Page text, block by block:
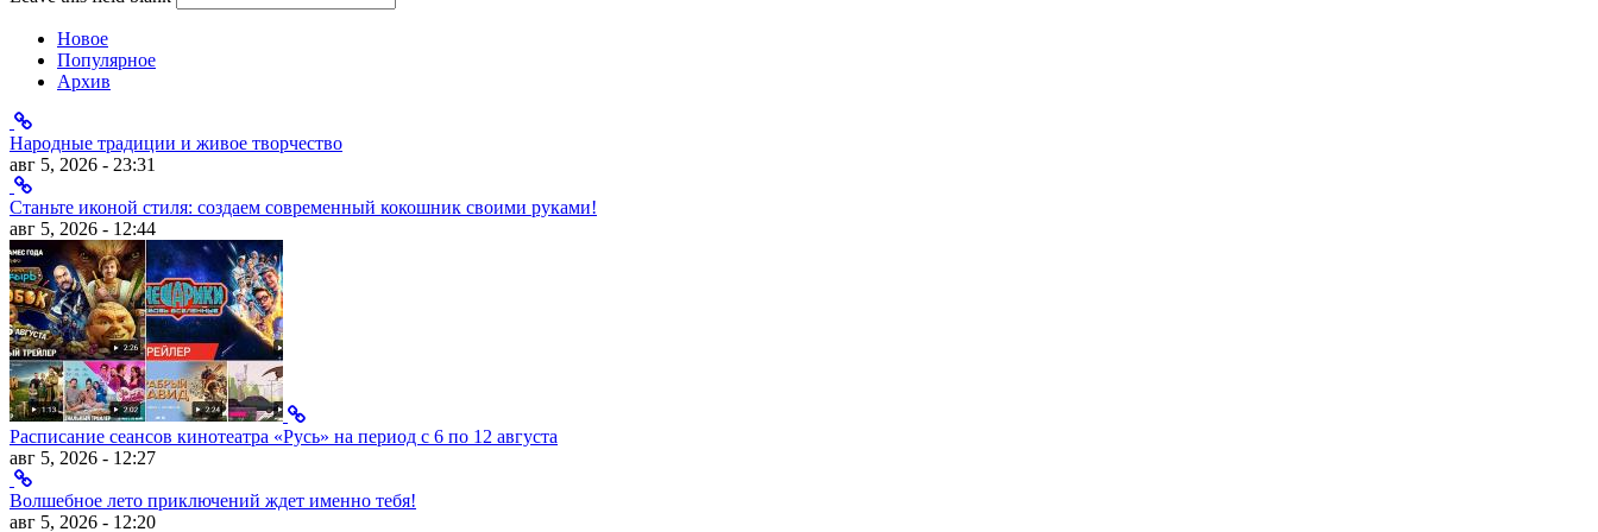
Новое
Популярное
Архив
Народные традиции и живое творчество
авг 5, 2026 - 23:31
Станьте иконой стиля: создаем современный кокошник своими руками!
авг 5, 2026 - 12:44
Расписание сеансов кинотеатра «Русь» на период с 6 по 12 августа
авг 5, 2026 - 12:27
Волшебное лето приключений ждет именно тебя!
авг 5, 2026 - 12:20